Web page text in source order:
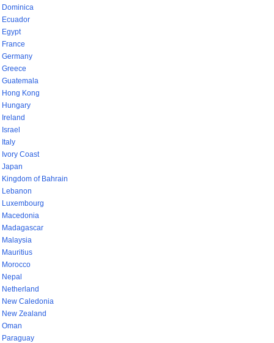
Dominica
Ecuador
Egypt
France
Germany
Greece
Guatemala
Hong Kong
Hungary
Ireland
Israel
Italy
Ivory Coast
Japan
Kingdom of Bahrain
Lebanon
Luxembourg
Macedonia
Madagascar
Malaysia
Mauritius
Morocco
Nepal
Netherland
New Caledonia
New Zealand
Oman
Paraguay